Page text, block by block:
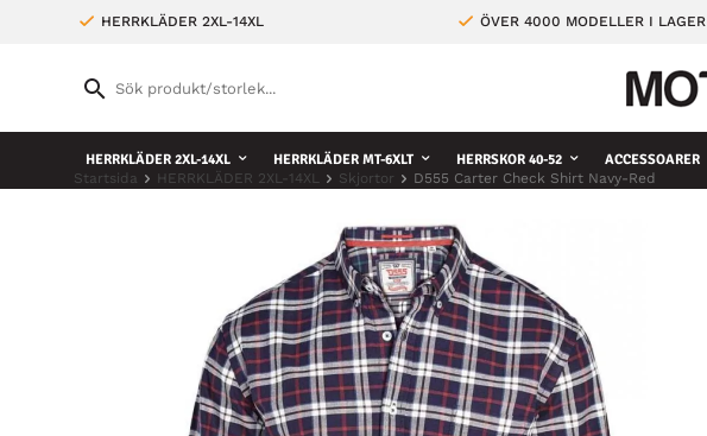
HERRKLÄDER 2XL-14XL ÖVER 4000 MODELLER I LAGER
HERRKLÄDER 2XL-14XL HERRKLÄDER MT-6XLT HERRSKOR 40-52 ACCESSOARER
Startsida HERRKLÄDER 2XL-14XL Skjortor D555 Carter Check Shirt Navy-Red